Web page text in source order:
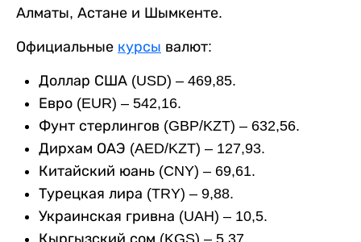
Алматы, Астане и Шымкенте.
Официальные курсы валют:
Доллар США (USD) – 469,85.
Евро (EUR) – 542,16.
Фунт стерлингов (GBP/KZT) – 632,56.
Дирхам ОАЭ (AED/KZT) – 127,93.
Китайский юань (CNY) – 69,61.
Турецкая лира (TRY) – 9,88.
Украинская гривна (UAH) – 10,5.